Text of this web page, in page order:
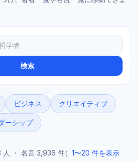
検索
ビジネス クリエイティブ
ーシップ
人 ・ 名言 3,936 件） 1〜20 件を表示